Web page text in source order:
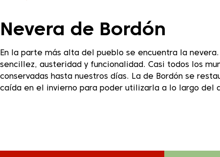
Nevera de Bordón
En la parte más alta del pueblo se encuentra la nevera.
sencillez, austeridad y funcionalidad. Casi todos los
conservadas hasta nuestros días. La de Bordón se
caída en el invierno para poder utilizarla a lo largo del